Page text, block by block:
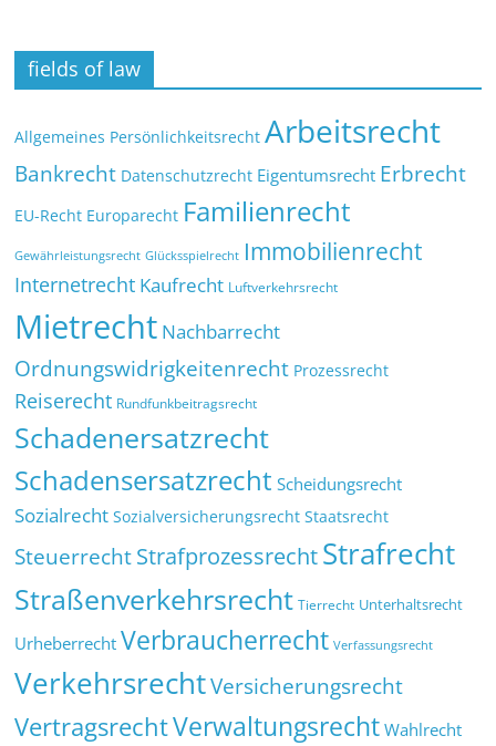
fields of law
Allgemeines Persönlichkeitsrecht Arbeitsrecht
Bankrecht Datenschutzrecht Eigentumsrecht Erbrecht
EU-Recht Europarecht Familienrecht
Gewährleistungsrecht Glücksspielrecht Immobilienrecht
Internetrecht Kaufrecht Luftverkehrsrecht
Mietrecht Nachbarrecht
Ordnungswidrigkeitenrecht Prozessrecht
Reiserecht Rundfunkbeitragsrecht
Schadenersatzrecht
Schadensersatzrecht Scheidungsrecht
Sozialrecht Sozialversicherungsrecht Staatsrecht
SteuerrechtStrafprozessrechtStrafrecht
Straßenverkehrsrecht Tierrecht Unterhaltsrecht
Urheberrecht Verbraucherrecht Verfassungsrecht
VerkehrsrechtVersicherungsrecht
VertragsrechtVerwaltungsrecht Wahlrecht